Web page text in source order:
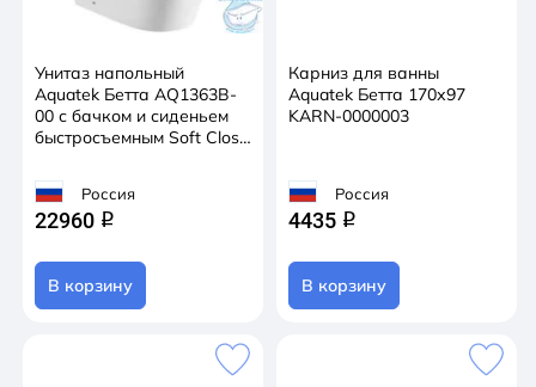
Унитаз напольный
Aquatek Бетта AQ1363B-
00 с бачком и сиденьем
быстросъемным Soft Close
Россия
22960 q
В корзину
Карниз для ванны
Aquatek Бетта 170х97
KARN-0000003
Россия
4435 q
В корзину